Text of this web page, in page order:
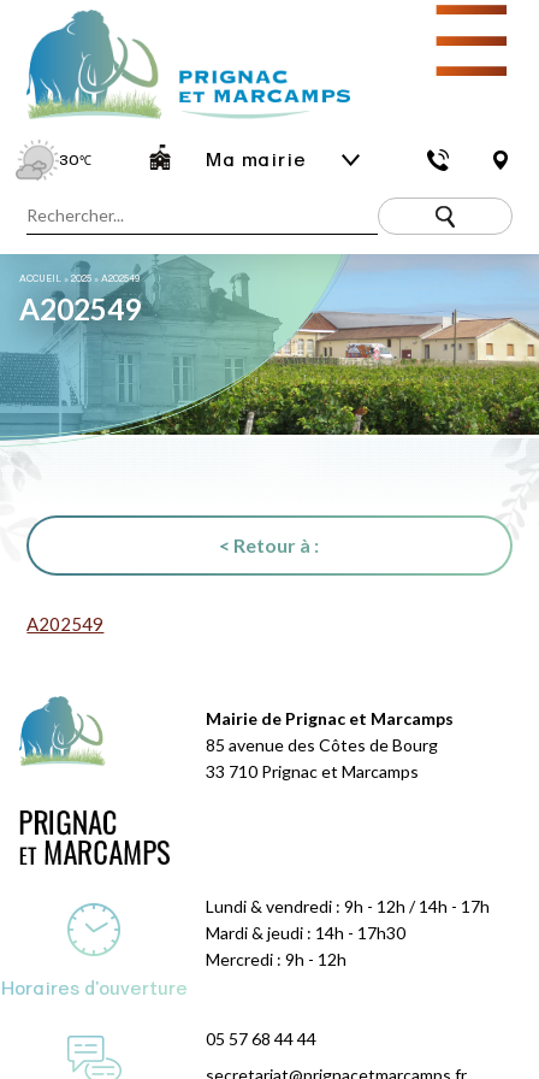
30℃ Ma mairie
☰
ACCUEIL »2025 »A202549
A202549
< Retour à :
A202549
Mairie de Prignac et Marcamps
85 avenue des Côtes de Bourg
33 710 Prignac et Marcamps
Horaires d'ouverture
Lundi & vendredi : 9h - 12h / 14h - 17h
Mardi & jeudi : 14h - 17h30
Mercredi : 9h - 12h
05 57 68 44 44